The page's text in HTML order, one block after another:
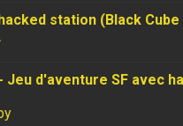
station (Black
Jeu d'aventure SF avec